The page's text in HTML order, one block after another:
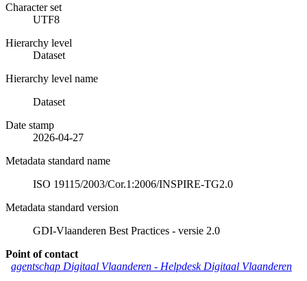
Character set
UTF8
Hierarchy level
Dataset
Hierarchy level name
Dataset
Date stamp
2026-04-27
Metadata standard name
ISO 19115/2003/Cor.1:2006/INSPIRE-TG2.0
Metadata standard version
GDI-Vlaanderen Best Practices - versie 2.0
Point of contact
agentschap Digitaal Vlaanderen - Helpdesk Digitaal Vlaanderen